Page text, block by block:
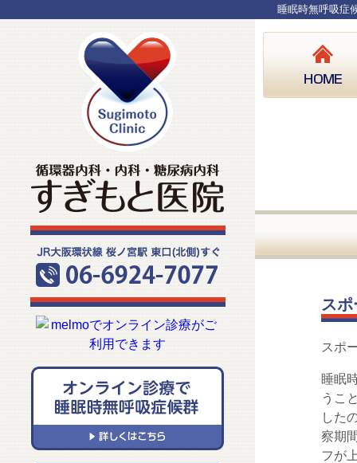
睡眠時無呼吸症
ス
スポ
睡眠
うこ
した
察期
フが